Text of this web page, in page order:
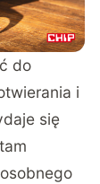
do
i
się